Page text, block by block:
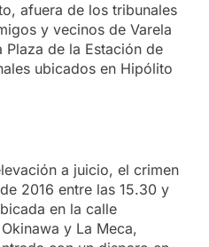
afuera de los tribunales
y vecinos de Varela
de la Estación de
ubicados en Hipólito
a juicio, el crimen
2016 entre las 15.30 y
en la calle
y La Meca,